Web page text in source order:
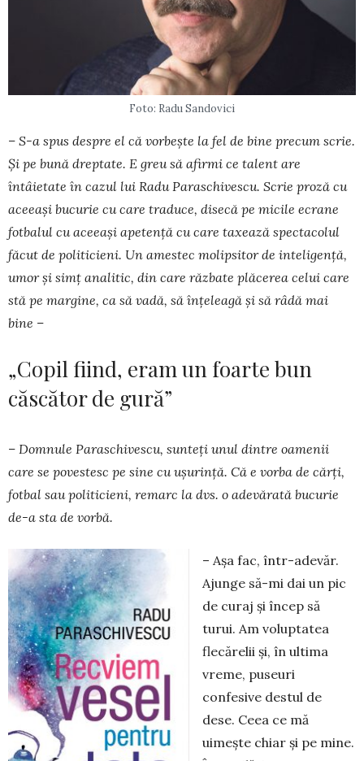
Foto: Radu Sandovici
– S-a spus despre el că vorbește la fel de bine precum scrie.
Și pe bună dreptate. E greu să afirmi ce talent are
întâietate în cazul lui Radu Paras­chivescu. Scrie proză cu
aceeași bucurie cu care traduce, disecă pe micile ecrane
fotbalul cu aceeași apetență cu care taxează spectacolul
făcut de politicieni. Un amestec molipsitor de inteligență,
umor și simț analitic, din care răzbate plăcerea celui care
stă pe margine, ca să vadă, să înțeleagă și să râdă mai
bine –
„Copil fiind, eram un foarte bun
căscător de gură”
– Domnule Paraschivescu, sunteți unul dintre oamenii
care se povestesc pe sine cu ușurință. Că e vorba de cărți,
fotbal sau politicieni, remarc la dvs. o adevărată bucurie
de-a sta de vorbă.
– Așa fac, într-adevăr.
Ajunge să-mi dai un pic
de curaj și încep să
turui. Am voluptatea
flecărelii și, în ultima
vreme, puseuri
confesive destul de
dese. Ceea ce mă
uimește chiar și pe mine.